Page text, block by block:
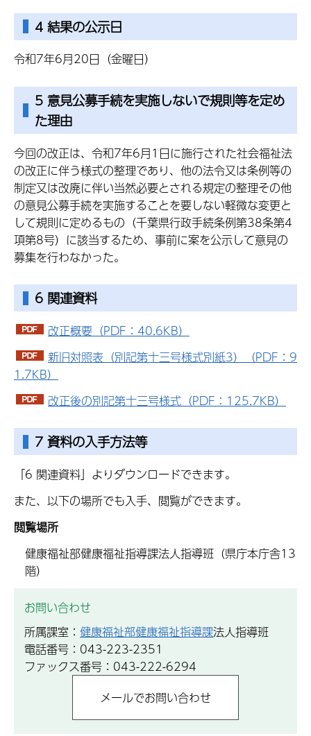
4 結果の公示日
令和7年6月20日（金曜日）
5 意見公募手続を実施しないで規則等を定め
た理由
今回の改正は、令和7年6月1日に施行された社会福祉法
の改正に伴う様式の整理であり、他の法令又は条例等の
制定又は改廃に伴い当然必要とされる規定の整理その他
の意見公募手続を実施することを要しない軽微な変更と
して規則に定めるもの（千葉県行政手続条例第38条第4
項第8号）に該当するため、事前に案を公示して意見の
募集を行わなかった。
6 関連資料
改正概要（PDF：40.6KB）
新旧対照表（別記第十三号様式別紙3）（PDF：9
1.7KB）
改正後の別記第十三号様式（PDF：125.7KB）
7 資料の入手方法等
「6 関連資料」よりダウンロードできます。
また、以下の場所でも入手、閲覧ができます。
閲覧場所
健康福祉部健康福祉指導課法人指導班（県庁本庁舎13
階）
お問い合わせ
所属課室： 健康福祉部健康福祉指導課法人指導班
電話番号：043-223-2351
ファックス番号：043-222-6294